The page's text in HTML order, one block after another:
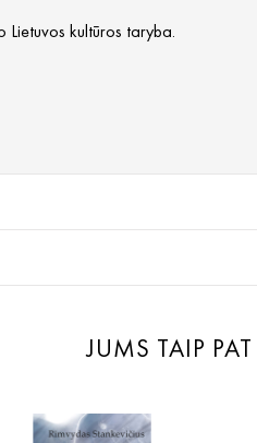
Lietuvos kultūros taryba.
JUMS TAIP PAT